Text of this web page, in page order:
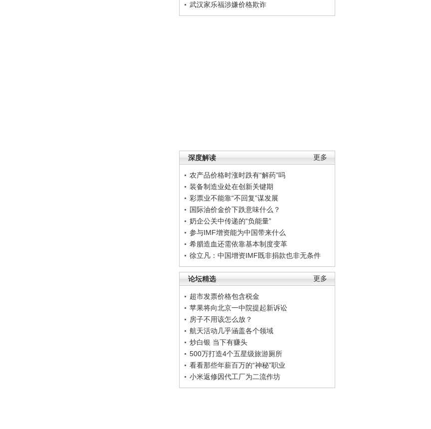
武汉家乐福涉嫌价格欺诈
更多
深度解读
农产品价格时涨时跌有“解药”吗
装备制造业处在创新关键期
彩票业不能靠“不回复”谋发展
国际油价金价下跌意味什么？
奶企公关中传递的“负能量”
参与IMF增资能为中国带来什么
希腊造血还需依靠基本制度变革
徐立凡：中国增资IMF既非捐款也非无条件
更多
论坛精选
超市发票价格包含税金
苹果将向北京一中院提起新诉讼
房子不用该怎么放？
航天活动几乎涵盖各个领域
炒白银 当下有赚头
500万打造4个五星级旅游厕所
看看那些年薪百万的“神秘”职业
小米返修因代工厂为二流作坊